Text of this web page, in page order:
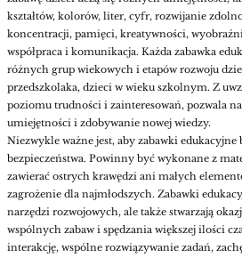
kształtów, kolorów, liter, cyfr, rozwijanie
koncentracji, pamięci, kreatywności,
współpraca i komunikacja. Każda zabawka
różnych grup wiekowych i etapów rozwoju
przedszkolaka, dzieci w wieku szkolnym. Z
poziomu trudności i zainteresowań, pozwala
umiejętności i zdobywanie nowej wiedzy.
Niezwykle ważne jest, aby zabawki
bezpieczeństwa. Powinny być wykonane z
zawierać ostrych krawędzi ani małych
zagrożenie dla najmłodszych. Zabawki
narzędzi rozwojowych, ale także stwarzają
wspólnych zabaw i spędzania większej ilości
interakcję, wspólne rozwiązywanie zadań,